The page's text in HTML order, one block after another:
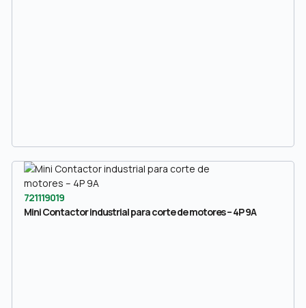
721119019
Mini Contactor industrial para corte de motores – 4P 9A